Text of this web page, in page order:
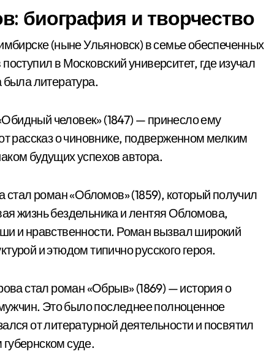
биография и творчество
(ныне Ульяновск) в семье обеспеченных
в Московский университет, где изучал
была литература.
человек» (1847) — принесло ему
рассказ о чиновнике, подверженном мелким
будущих успехов автора.
роман «Обломов» (1859), который получил
жизнь бездельника и лентяя Обломова,
и нравственности. Роман вызвал широкий
и этюдом типично русского героя.
стал роман «Обрыв» (1869) — история о
Это было последнее полноценное
от литературной деятельности и посвятил
суде.